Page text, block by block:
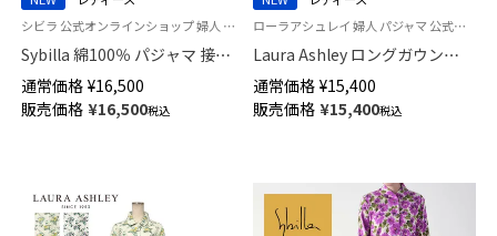
シビラ 公式オンラインショップ 婦人 パジャマ
Sybilla 綿100％ パジャマ 接結
天竺プリント 【Mサイズ】 かぶり
長袖 長丈パンツ Principe Pio
プリンシペピオ 73925772
通常価格 ¥16,500
販売価格 ¥16,500税込
ローラアシュレイ 婦人 パジャマ 公式ショップ
Laura Ashley ロングガウン
Margam マーガム 前ボタン 中
わた ニットキルト レディース
73281930
通常価格 ¥15,400
販売価格 ¥15,400税込